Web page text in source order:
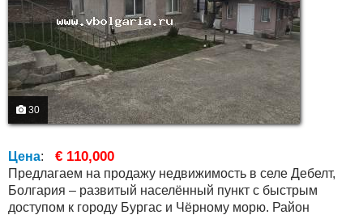
30
Цена: € 110,000
Предлагаем на продажу недвижимость в селе Дебелт,
Болгария – развитый населённый пункт с быстрым
доступом к городу Бургас и Чёрному морю. Район